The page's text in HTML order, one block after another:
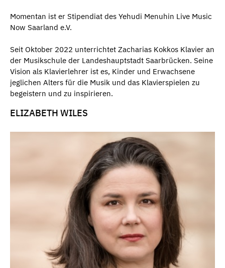
Momentan ist er Stipendiat des Yehudi Menuhin Live Music
Now Saarland e.V.
Seit Oktober 2022 unterrichtet Zacharias Kokkos Klavier an
der Musikschule der Landeshauptstadt Saarbrücken. Seine
Vision als Klavierlehrer ist es, Kinder und Erwachsene
jeglichen Alters für die Musik und das Klavierspielen zu
begeistern und zu inspirieren.
ELIZABETH WILES